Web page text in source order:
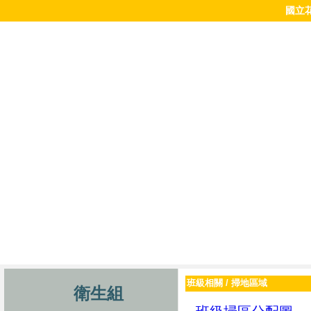
國立
衛生組
班級相關 / 掃地區域